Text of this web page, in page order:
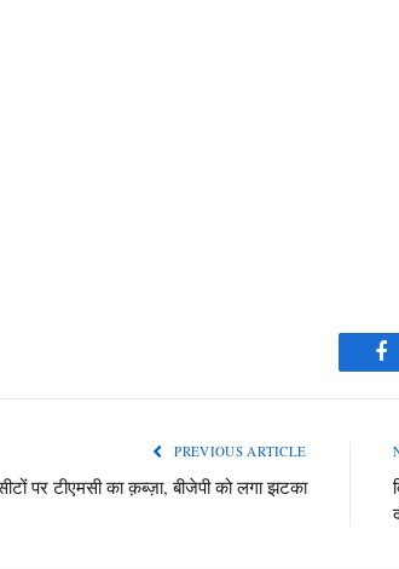
PREVIOUS ARTICLE
पर टीएमसी का क़ब्ज़ा, बीजेपी को लगा झटका